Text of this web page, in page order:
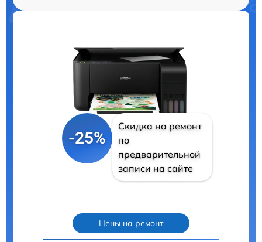
-25%
Скидка на ремонт
по
предварительной
записи на сайте
Цены на ремонт